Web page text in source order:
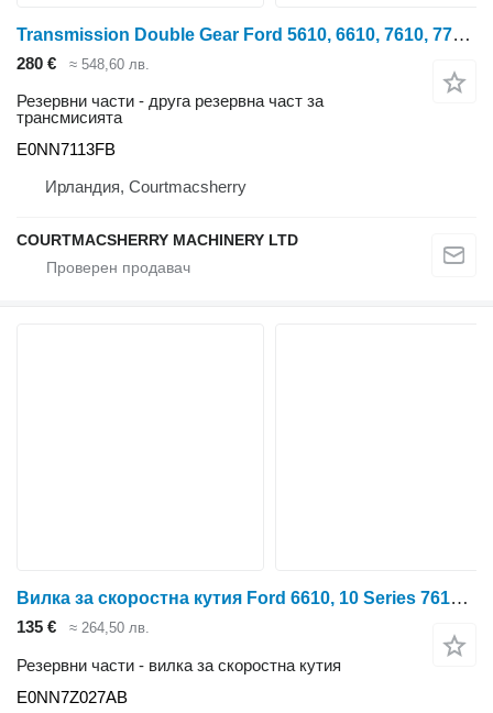
Transmission Double Gear Ford 5610, 6610, 7610, 7710, 7810 Transmission Double Gear Z18x31 E0n E0NN7113FB за колесен трактор
280 € ≈ 548,60 лв.
Резервни части - друга резервна част за
трансмисията
E0NN7113FB
Ирландия, Courtmacsherry
COURTMACSHERRY MACHINERY LTD
Вилка за скоростна кутия Ford 6610, 10 Series 7610, 8210 Transmission Fork E0nn7z027ab, 839299 E0NN7Z027AB за колесен трактор
135 € ≈ 264,50 лв.
Резервни части - вилка за скоростна кутия
E0NN7Z027AB